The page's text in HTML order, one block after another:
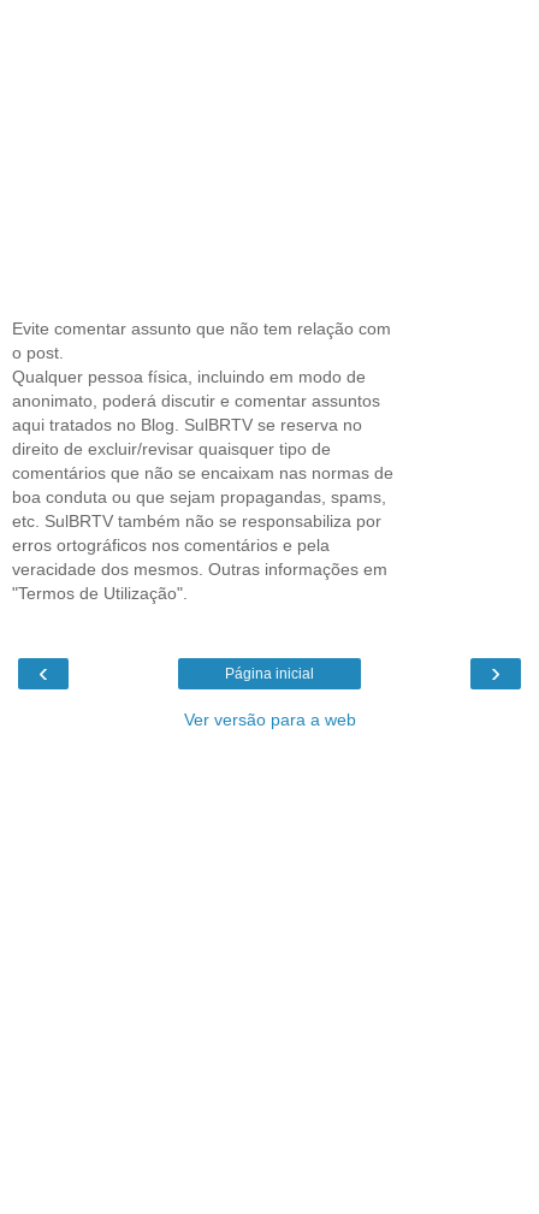
Evite comentar assunto que não tem relação com
o post.
Qualquer pessoa física, incluindo em modo de
anonimato, poderá discutir e comentar assuntos
aqui tratados no Blog. SulBRTV se reserva no
direito de excluir/revisar quaisquer tipo de
comentários que não se encaixam nas normas de
boa conduta ou que sejam propagandas, spams,
etc. SulBRTV também não se responsabiliza por
erros ortográficos nos comentários e pela
veracidade dos mesmos. Outras informações em
"Termos de Utilização".
‹ ›
Página inicial
Ver versão para a web